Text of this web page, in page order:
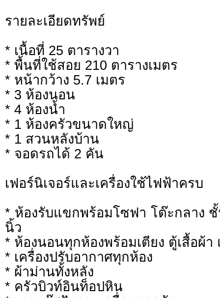
รายละเอียดทรัพย์
* เนื้อที่ 25 ตารางวา
* พื้นที่ใช้สอย 210 ตารางเมตร
* หน้ากว้าง 5.7 เมตร
* 3 ห้องนอน
* 4 ห้องน้ำ
* 1 ห้องครัวขนาดใหญ่
* 1 สวนหลังบ้าน
* จอดรถได้ 2 คัน
เฟอร์นิเจอร์และเครื่องใช้ไฟฟ้าครบ
* ห้องรับแขกพร้อมโซฟา โต๊ะกลาง
นิ้ว
* ห้องนอนทุกห้องพร้อมเตียง ตู้เสื้อผ้า
* เครื่องปรับอากาศทุกห้อง
* ผ้าม่านทั้งหลัง
* ครัวบิวท์อินท็อปหิน